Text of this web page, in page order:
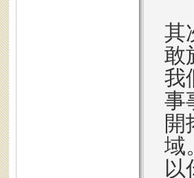
其
敢
我
事
開
域
以